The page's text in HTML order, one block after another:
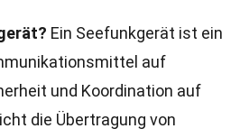
Ein Seefunkgerät ist ein
auf
und Koordination auf
die Übertragung von